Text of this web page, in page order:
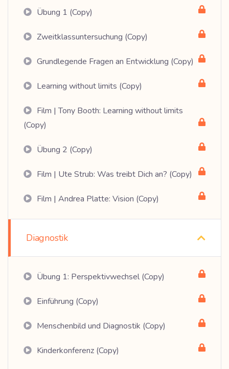
Übung 1 (Copy)
Zweitklassuntersuchung (Copy)
Grundlegende Fragen an Entwicklung (Copy)
Learning without limits (Copy)
Film | Tony Booth: Learning without limits
(Copy)
Übung 2 (Copy)
Film | Ute Strub: Was treibt Dich an? (Copy)
Film | Andrea Platte: Vision (Copy)
Diagnostik
Übung 1: Perspektivwechsel (Copy)
Einführung (Copy)
Menschenbild und Diagnostik (Copy)
Kinderkonferenz (Copy)